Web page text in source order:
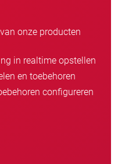
onze producten
in realtime opstellen
en toebehoren
configureren